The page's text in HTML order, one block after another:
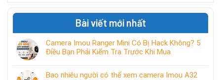
Bài viết mới nhất
Camera Imou Ranger Mini Có Bị Hack Không? 5
Điều Bạn Phải Kiểm Tra Trước Khi Mua
Bao nhiêu người có thể xem camera Imou A32